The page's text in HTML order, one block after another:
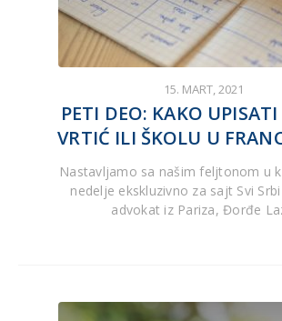
15. MART, 2021
PETI DEO: KAKO
VRTIĆ ILI ŠKOLU U
Nastavljamo sa našim feljtonom u
nedelje ekskluzivno za sajt Svi
advokat iz Pariza, Đorđe